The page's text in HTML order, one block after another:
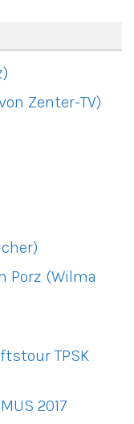
Zenter-TV)
Porz (Wilma
TPSK
2017